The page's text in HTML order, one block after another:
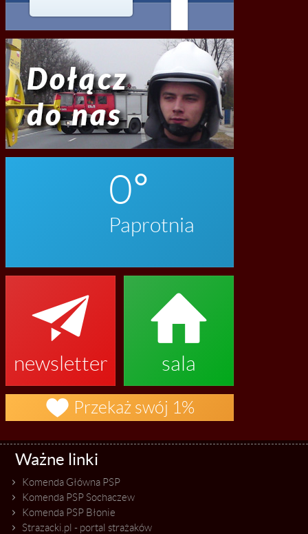
0
Paprotnia

newsletter

sala
 Przekaż swój 1%
Ważne linki
Komenda Główna PSP
Komenda PSP Sochaczew
Komenda PSP Błonie
Strazacki.pl - portal strażaków